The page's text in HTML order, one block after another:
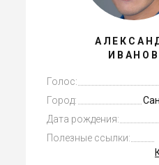
ИВАНОВ
Голос:
Город:
Дата рождения:
Полезные ссылки: